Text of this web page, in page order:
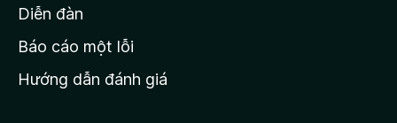
M
o
i
Diễn đàn
Báo cáo một lỗi
Hướng dẫn đánh giá